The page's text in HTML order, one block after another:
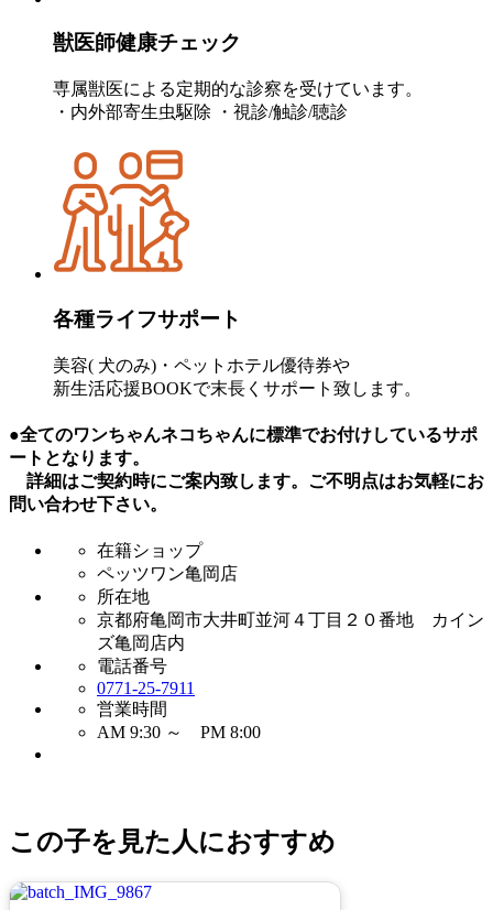
獣医師健康チェック
専属獣医による定期的な診察を受けています。
・内外部寄生虫駆除 ・視診/触診/聴診
各種ライフサポート
美容( 犬のみ)・ペットホテル優待券や
新生活応援BOOKで末長くサポート致します。
●全てのワンちゃんネコちゃんに標準でお付けしているサポ
ートとなります。
詳細はご契約時にご案内致します。ご不明点はお気軽にお
問い合わせ下さい。
在籍ショップ
ペッツワン亀岡店
所在地
京都府亀岡市大井町並河４丁目２０番地 カイン
ズ亀岡店内
電話番号
0771-25-7911
営業時間
AM 9:30 ～ PM 8:00
この子を見た人におすすめ